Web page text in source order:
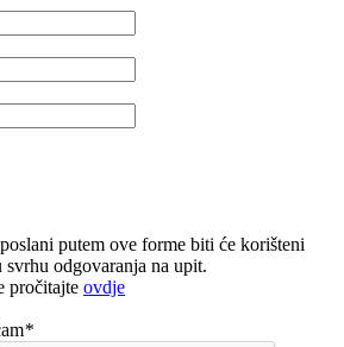
putem ove forme biti će korišteni
odgovaranja na upit.
pročitajte ovdje
*